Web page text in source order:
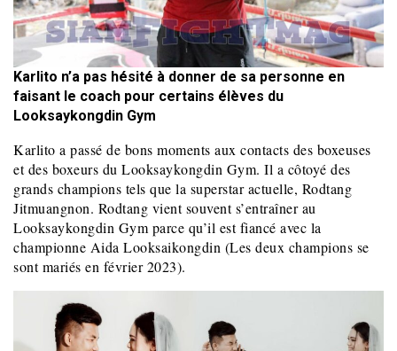
Karlito n’a pas hésité à donner de sa personne en
faisant le coach pour certains élèves du
Looksaykongdin Gym
Karlito a passé de bons moments aux contacts des boxeuses
et des boxeurs du Looksaykongdin Gym. Il a côtoyé des
grands champions tels que la superstar actuelle, Rodtang
Jitmuangnon. Rodtang vient souvent s’entraîner au
Looksaykongdin Gym parce qu’il est fiancé avec la
championne Aida Looksaikongdin (Les deux champions se
sont mariés en février 2023).